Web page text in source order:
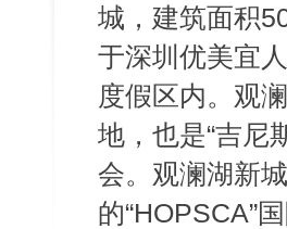
城，建筑面积
于深圳优美宜
度假区内。观
地，也是“吉尼
会。观澜湖新
的“HOPSCA”